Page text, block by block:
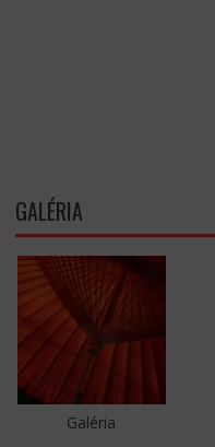
GALÉRIA
Galéria